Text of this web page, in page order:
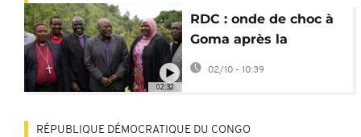
02:32
RDC : onde de choc à
Goma après la
condamnation à mort
de Joseph Kabila
02/10 - 10:39
RÉPUBLIQUE DÉMOCRATIQUE DU CONGO